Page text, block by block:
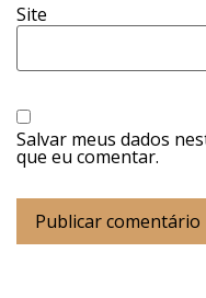
Site
Salvar meus dados
que eu comentar.